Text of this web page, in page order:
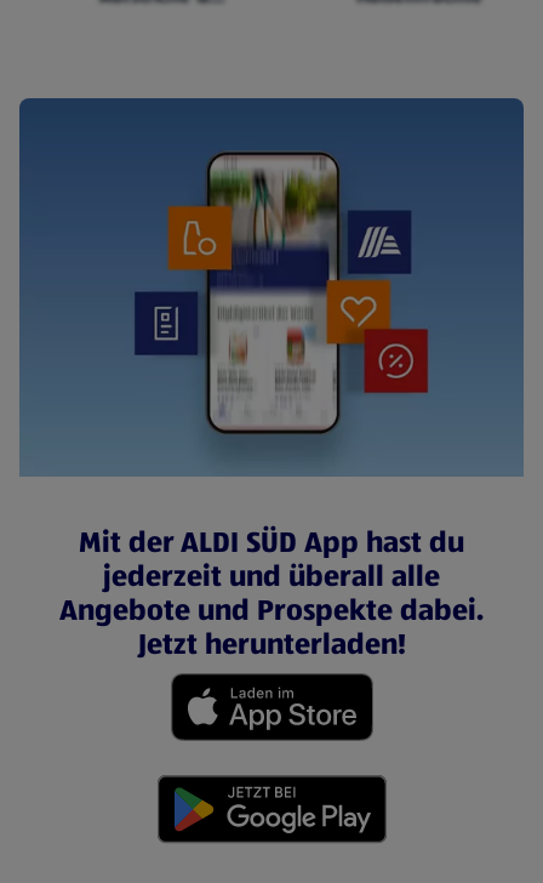
Mit der ALDI SÜD App hast du
jederzeit und überall alle
Angebote und Prospekte dabei.
Jetzt herunterladen!